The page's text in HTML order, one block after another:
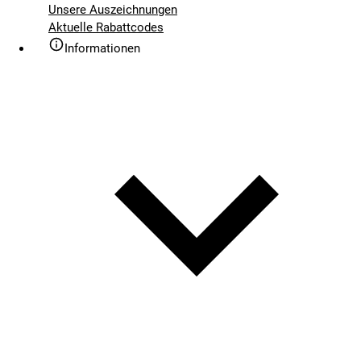
Unsere Auszeichnungen
Aktuelle Rabattcodes
Informationen